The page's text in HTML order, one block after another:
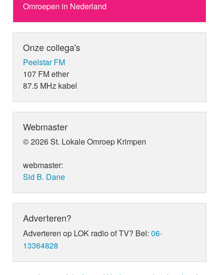
Omroepen in Nederland
Onze collega's
Peelstar FM
107 FM ether
87.5 MHz kabel
Webmaster
© 2026 St. Lokale Omroep Krimpen
webmaster:
Sid B. Dane
Adverteren?
Adverteren op LOK radio of TV? Bel:06-
13364828